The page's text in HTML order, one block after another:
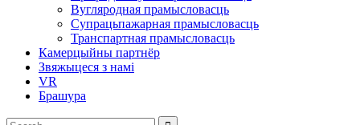
Вугляродная прамысловасць
Супрацьпажарная прамысловасць
Транспартная прамысловасць
Камерцыйны партнёр
Звяжыцеся з намі
VR
Брашура